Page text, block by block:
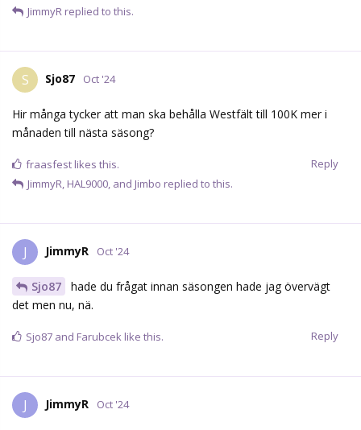
JimmyR replied to this.
S Sjo87 Oct '24
Hir många tycker att man ska behålla Westfält till 100K mer i
månaden till nästa säsong?
Reply
fraasfest likes this.
JimmyR, HAL9000, and Jimbo replied to this.
J JimmyR Oct '24
Sjo87
hade du frågat innan säsongen hade jag övervägt
det men nu, nä.
Reply
Sjo87 and Farubcek like this.
J JimmyR Oct '24